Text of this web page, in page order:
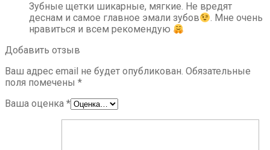
Зубные щетки шикарные, мягкие. Не вредят
деснам и самое главное эмали зубов
. Мне очень
нравиться и всем рекомендую
Добавить отзыв
Ваш адрес email не будет опубликован. Обязательные
поля помечены *
Ваша оценка *